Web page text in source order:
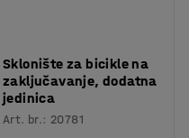
Sklonište za bicikle na
zaključavanje, dodatna
jedinica
Art. br.: 20781